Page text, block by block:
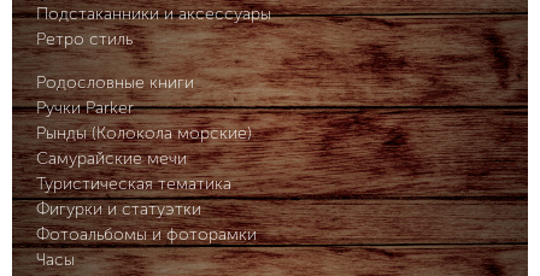
Подстаканники и аксессуары
Ретро стиль
Родословные книги
Ручки Parker
Рынды (Колокола морские)
Самурайские мечи
Туристическая тематика
Фигурки и статуэтки
Фотоальбомы и фоторамки
Часы